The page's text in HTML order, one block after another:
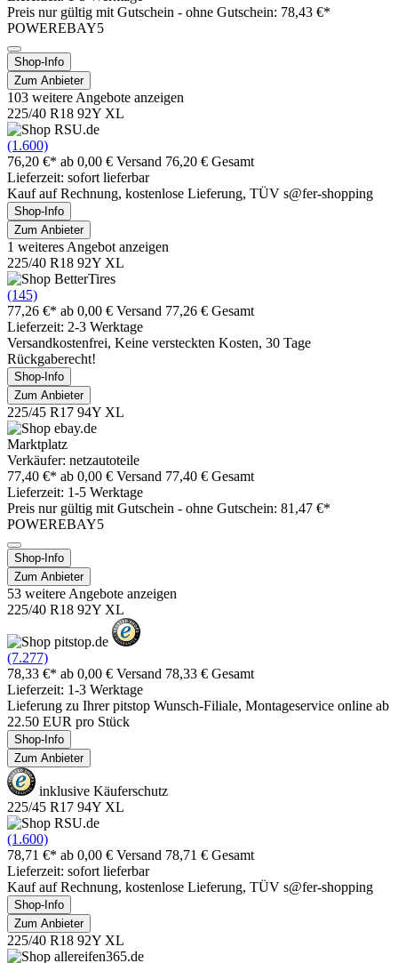
Preis nur gültig mit Gutschein - ohne Gutschein: 78,43 €*
POWEREBAY5
Shop-Info
Zum Anbieter
103 weitere Angebote anzeigen
225/40 R18 92Y XL
(1.600)
76,20 €* ab 0,00 € Versand 76,20 € Gesamt
Lieferzeit: sofort lieferbar
Kauf auf Rechnung, kostenlose Lieferung, TÜV s@fer-shopping
Shop-Info
Zum Anbieter
1 weiteres Angebot anzeigen
225/40 R18 92Y XL
(145)
77,26 €* ab 0,00 € Versand 77,26 € Gesamt
Lieferzeit: 2-3 Werktage
Versandkostenfrei, Keine versteckten Kosten, 30 Tage
Rückgaberecht!
Shop-Info
Zum Anbieter
225/45 R17 94Y XL
Marktplatz
Verkäufer: netzautoteile
77,40 €* ab 0,00 € Versand 77,40 € Gesamt
Lieferzeit: 1-5 Werktage
Preis nur gültig mit Gutschein - ohne Gutschein: 81,47 €*
POWEREBAY5
Shop-Info
Zum Anbieter
53 weitere Angebote anzeigen
225/40 R18 92Y XL
(7.277)
78,33 €* ab 0,00 € Versand 78,33 € Gesamt
Lieferzeit: 1-3 Werktage
Lieferung zu Ihrer pitstop Wunsch-Filiale, Montageservice online ab
22.50 EUR pro Stück
Shop-Info
Zum Anbieter
inklusive Käuferschutz
225/45 R17 94Y XL
(1.600)
78,71 €* ab 0,00 € Versand 78,71 € Gesamt
Lieferzeit: sofort lieferbar
Kauf auf Rechnung, kostenlose Lieferung, TÜV s@fer-shopping
Shop-Info
Zum Anbieter
225/40 R18 92Y XL